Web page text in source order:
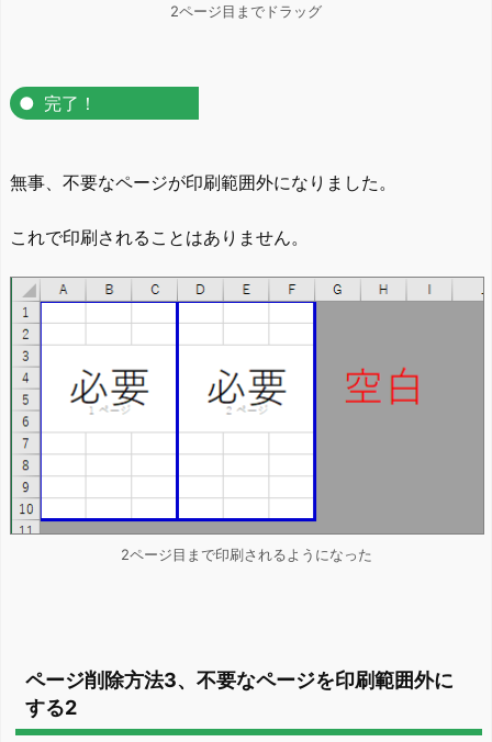
2ページ目までドラッグ
完了！
無事、不要なページが印刷範囲外になりました。
これで印刷されることはありません。
2ページ目まで印刷されるようになった
ページ削除方法3、不要なページを印刷範囲外に
する2